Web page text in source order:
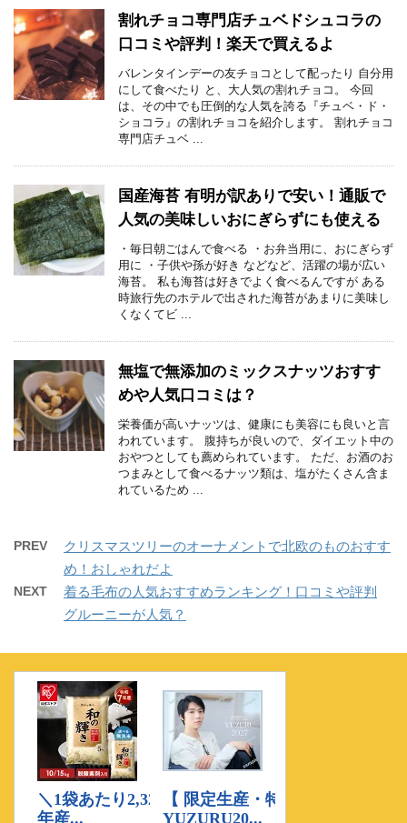
割れチョコ専門店チュベドシュコラの
口コミや評判！楽天で買えるよ
バレンタインデーの友チョコとして配ったり 自分用
にして食べたり と、大人気の割れチョコ。 今回
は、その中でも圧倒的な人気を誇る『チュベ・ド・
ショコラ』の割れチョコを紹介します。 割れチョコ
専門店チュベ ...
国産海苔 有明が訳ありで安い！通販で
人気の美味しいおにぎらずにも使える
・毎日朝ごはんで食べる ・お弁当用に、おにぎらず
用に ・子供や孫が好き などなど、活躍の場が広い
海苔。 私も海苔は好きでよく食べるんですが ある
時旅行先のホテルで出された海苔があまりに美味し
くなくてビ ...
無塩で無添加のミックスナッツおすす
めや人気口コミは？
栄養価が高いナッツは、健康にも美容にも良いと言
われています。 腹持ちが良いので、ダイエット中の
おやつとしても薦められています。 ただ、お酒のお
つまみとして食べるナッツ類は、塩がたくさん含ま
れているため ...
PREV
クリスマスツリーのオーナメントで北欧のものおすす
め！おしゃれだよ
NEXT
着る毛布の人気おすすめランキング！口コミや評判
グルーニーが人気？